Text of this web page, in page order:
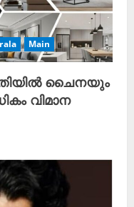
Main
ചൈനയും
വിമാന